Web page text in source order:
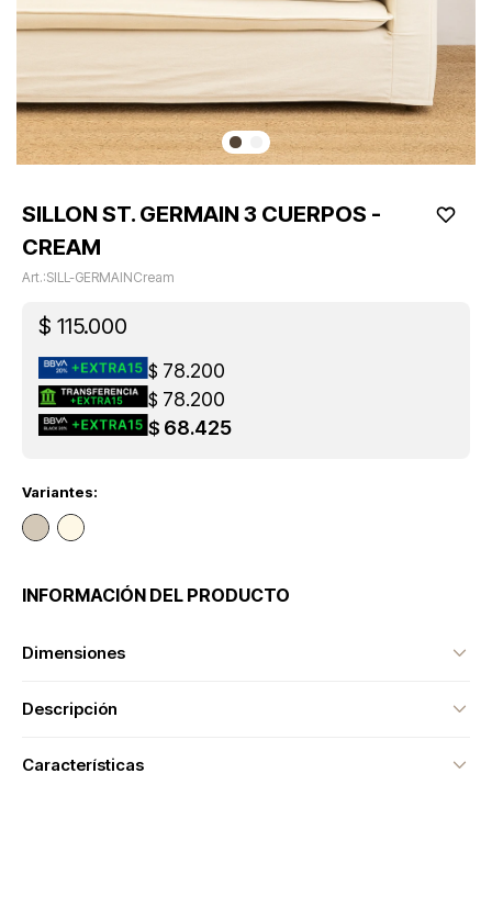
SILLON ST. GERMAIN 3 CUERPOS -
CREAM
SILL-GERMAINCream
$ 115.000
$ 78.200
$ 78.200
$ 68.425
Variantes:
INFORMACIÓN DEL PRODUCTO
Dimensiones
Descripción
Características